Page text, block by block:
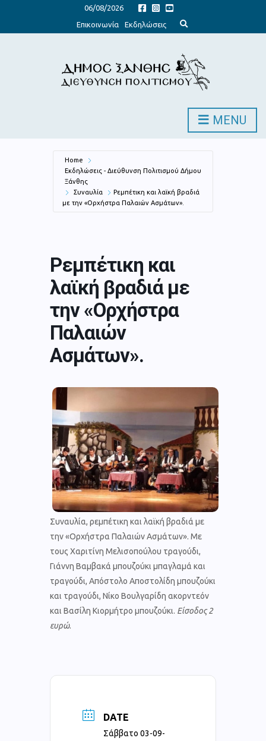
06/08/2026
Επικοινωνία
Εκδηλώσεις
x
d
s
e
c
o
MENU
Home
Εκδηλώσεις - Διεύθυνση Πολιτισμού Δήμου
Ξάνθης
Συναυλία
Ρεμπέτικη και λαϊκή βραδιά
με την «Ορχήστρα Παλαιών Ασμάτων».
Ρεμπέτικη και
λαϊκή βραδιά με
την «Ορχήστρα
Παλαιών
Ασμάτων».
Συναυλία, ρεμπέτικη και λαϊκή βραδιά με
την «Ορχήστρα Παλαιών Ασμάτων». Με
τους Χαριτίνη Μελισοπούλου τραγούδι,
Γιάννη Βαμβακά μπουζούκι μπαγλαμά και
τραγούδι, Απόστολο Αποστολίδη μπουζούκι
και τραγούδι, Νίκο Βουλγαρίδη ακορντεόν
και Βασίλη Κιορμήτρο μπουζούκι. Είσοδος 2
ευρώ.
DATE
Σάββατο 03-09-